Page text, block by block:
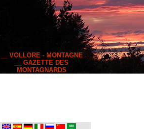
__ VOLLORE - MONTAGNE
__ GAZETTE DES
MONTAGNARDS